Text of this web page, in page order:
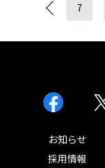
7
お知らせ
採用情報